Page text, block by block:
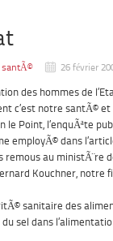
santÃ© 26 février
des hommes de
c’est notre santÃ©
Point, l’enquÃªte
employÃ© dans
au ministÃ¨re
Kouchner, notre
sanitaire des
sel dans